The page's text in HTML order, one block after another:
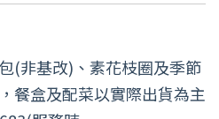
(非基改)、素花枝圈及季節
餐盒及配菜以實際出貨為主